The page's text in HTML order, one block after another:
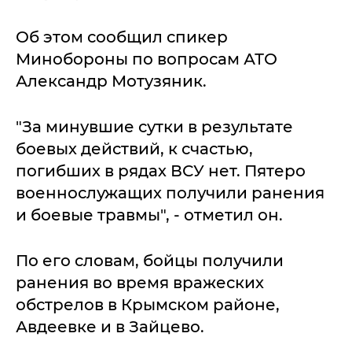
Об этом сообщил спикер
Минобороны по вопросам АТО
Александр Мотузяник.
"За минувшие сутки в результате
боевых действий, к счастью,
погибших в рядах ВСУ нет. Пятеро
военнослужащих получили ранения
и боевые травмы", - отметил он.
По его словам, бойцы получили
ранения во время вражеских
обстрелов в Крымском районе,
Авдеевке и в Зайцево.